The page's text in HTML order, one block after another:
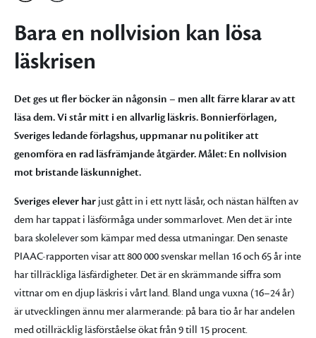
Bara en nollvision kan lösa
läskrisen
Det ges ut fler böcker än någonsin – men allt färre klarar av att
läsa dem. Vi står mitt i en allvarlig läskris. Bonnierförlagen,
Sveriges ledande förlagshus, uppmanar nu politiker att
genomföra en rad läsfrämjande åtgärder. Målet: En nollvision
mot bristande läskunnighet.
Sveriges elever har just gått in i ett nytt läsår, och nästan hälften av
dem har tappat i läsförmåga under sommarlovet. Men det är inte
bara skolelever som kämpar med dessa utmaningar. Den senaste
PIAAC-rapporten visar att 800 000 svenskar mellan 16 och 65 år inte
har tillräckliga läsfärdigheter. Det är en skrämmande siffra som
vittnar om en djup läskris i vårt land. Bland unga vuxna (16–24 år)
är utvecklingen ännu mer alarmerande: på bara tio år har andelen
med otillräcklig läsförståelse ökat från 9 till 15 procent.